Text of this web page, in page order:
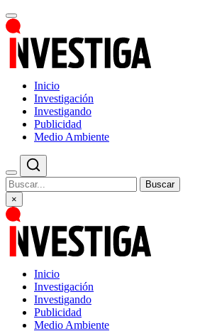
Inicio
Investigación
Investigando
Publicidad
Medio Ambiente
Buscar
×
Inicio
Investigación
Investigando
Publicidad
Medio Ambiente